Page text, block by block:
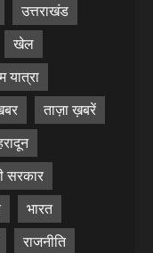
उत्तराखंड
खेल
यात्रा
ताज़ा ख़बरें
सरकार
भारत
राजनीति